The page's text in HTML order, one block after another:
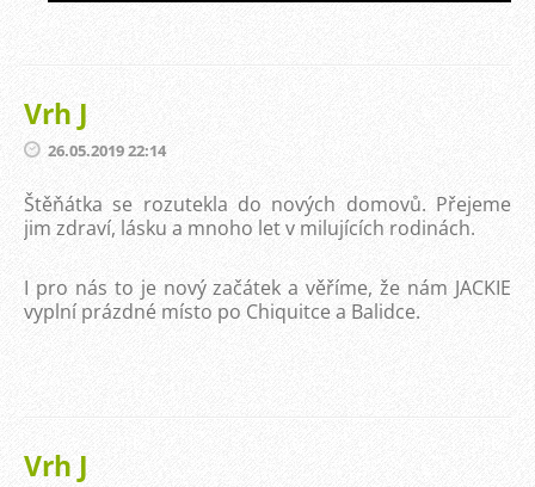
Vrh J
26.05.2019 22:14
Štěňátka se rozutekla do nových domovů. Přejeme
jim zdraví, lásku a mnoho let v milujících rodinách.
I pro nás to je nový začátek a věříme, že nám JACKIE
vyplní prázdné místo po Chiquitce a Balidce.
Vrh J